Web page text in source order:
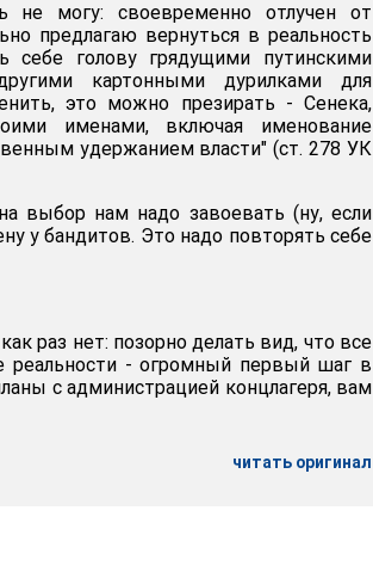
не могу: своевременно отлучен от
предлагаю вернуться в реальность
голову грядущими путинскими
картонными дурилками для
это можно презирать - Сенека,
именами, включая именование
удержанием власти" (ст. 278 УК
выбор нам надо завоевать (ну, если
у бандитов. Это надо повторять себе
раз нет: позорно делать вид, что все
реальности - огромный первый шаг в
с администрацией концлагеря, вам
читать оригинал